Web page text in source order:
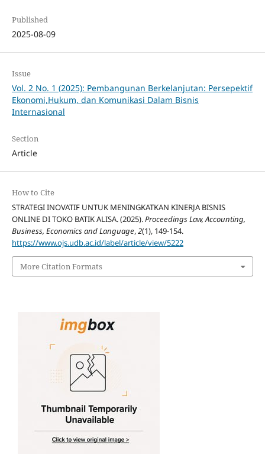
Published
2025-08-09
Issue
Vol. 2 No. 1 (2025): Pembangunan Berkelanjutan: Persepektif
Ekonomi,Hukum, dan Komunikasi Dalam Bisnis
Internasional
Section
Article
How to Cite
STRATEGI INOVATIF UNTUK MENINGKATKAN KINERJA BISNIS
ONLINE DI TOKO BATIK ALISA. (2025).Proceedings Law, Accounting,
Business, Economics and Language,2(1), 149-154.
https://www.ojs.udb.ac.id/label/article/view/5222
More Citation Formats